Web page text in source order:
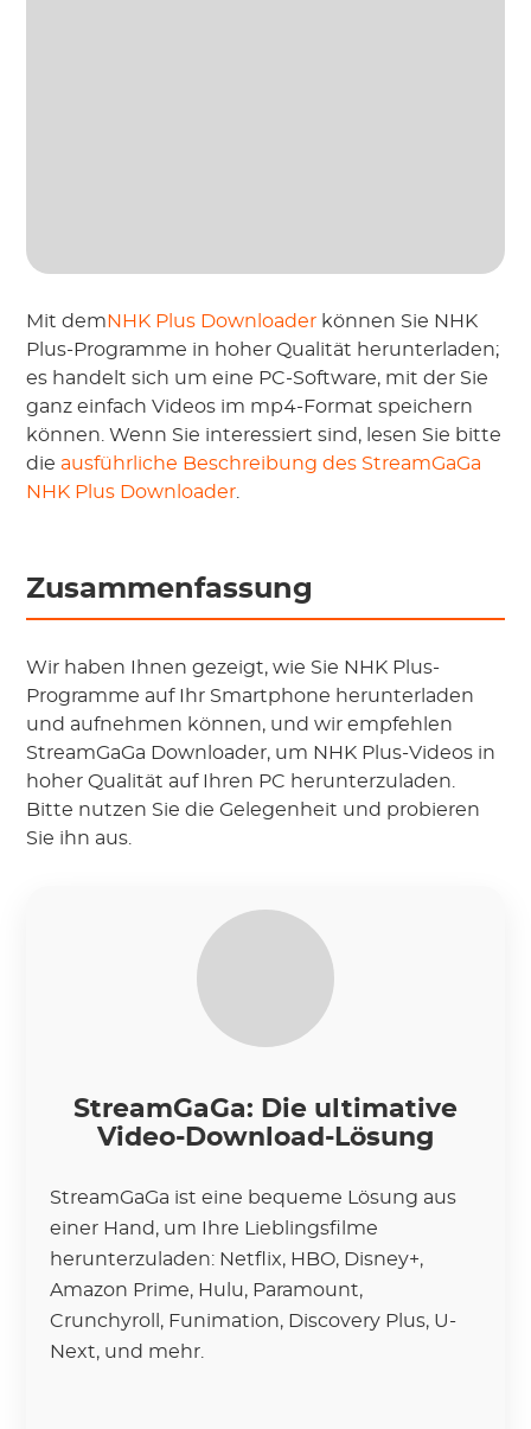
Mit dem NHK Plus Downloader können Sie NHK
Plus-Programme in hoher Qualität herunterladen;
es handelt sich um eine PC-Software, mit der Sie
ganz einfach Videos im mp4-Format speichern
können. Wenn Sie interessiert sind, lesen Sie bitte
die ausführliche Beschreibung des StreamGaGa
NHK Plus Downloader
Zusammenfassung
Wir haben Ihnen gezeigt, wie Sie NHK Plus-
Programme auf Ihr Smartphone herunterladen
und aufnehmen können, und wir empfehlen
StreamGaGa Downloader, um NHK Plus-Videos in
hoher Qualität auf Ihren PC herunterzuladen.
Bitte nutzen Sie die Gelegenheit und probieren
Sie ihn aus.
StreamGaGa: Die ultimative
Video-Download-Lösung
StreamGaGa ist eine bequeme Lösung aus
einer Hand, um Ihre Lieblingsfilme
herunterzuladen: Netflix, HBO, Disney+,
Amazon Prime, Hulu, Paramount,
Crunchyroll, Funimation, Discovery Plus, U-
Next, und mehr.